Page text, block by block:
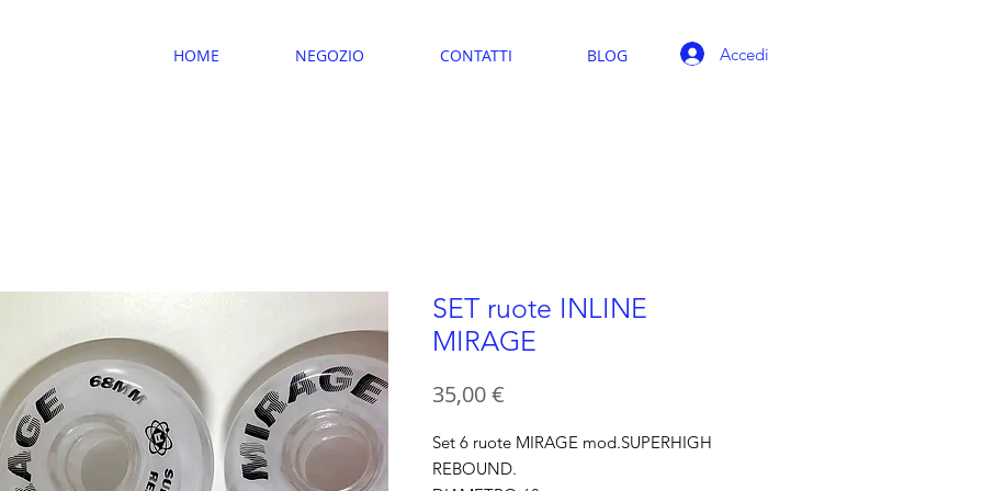
HOME NEGOZIO CONTATTI BLOG Accedi
SET ruote INLINE
MIRAGE
35,00 €
Set 6 ruote MIRAGE mod.SUPERHIGH
REBOUND.